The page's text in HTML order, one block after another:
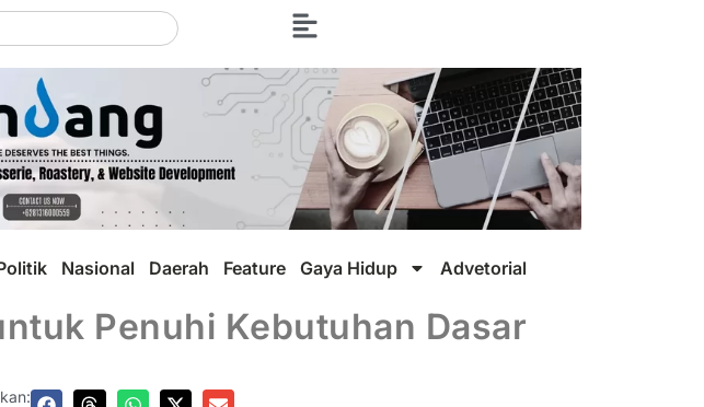
Nasional Daerah Feature Gaya Hidup Advetorial
Penuhi Kebutuhan Dasar